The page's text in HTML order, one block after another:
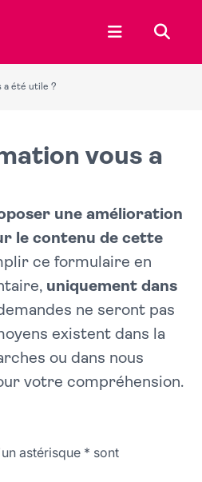
Ouvrir le
a été utile ?
vous a
une amélioration
le contenu de cette
ce formulaire en
uniquement dans
ne seront pas
existent dans la
ou dans nous
votre compréhension.
astérisque * sont